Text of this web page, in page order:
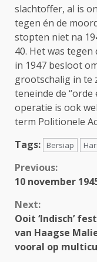
slachtoffer, al is
tegen én de
stopten niet na
40. Het was
in 1947 besloot
grootschalig in te
teneinde de “orde
operatie is ook
term Politionele
Tags:
Bersiap
Continue
Previous:
10 november
Next:
Ooit ‘Indisch’
van Haagse
vooral op